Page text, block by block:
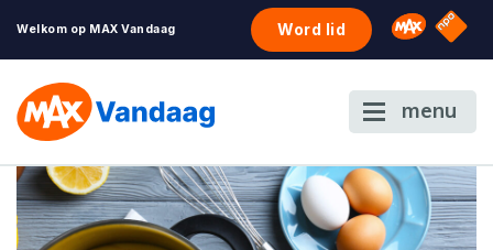
Welkom op MAX Vandaag Word lid Omroep
NPO
menu